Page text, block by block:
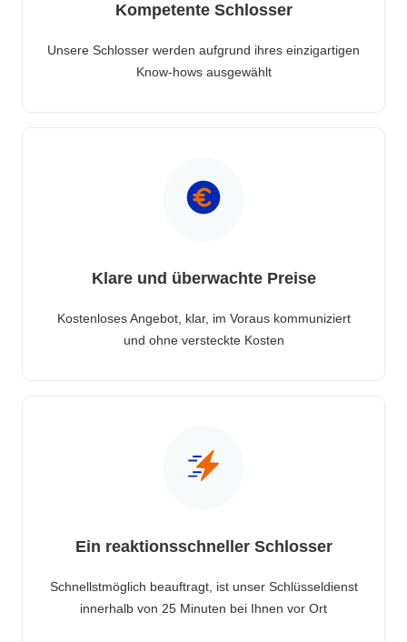
Kompetente Schlosser
Unsere Schlosser werden aufgrund ihres einzigartigen
Know-hows ausgewählt
Klare und überwachte Preise
Kostenloses Angebot, klar, im Voraus kommuniziert
und ohne versteckte Kosten
Ein reaktionsschneller Schlosser
Schnellstmöglich beauftragt, ist unser Schlüsseldienst
innerhalb von 25 Minuten bei Ihnen vor Ort